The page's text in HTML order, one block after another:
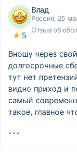
5
Влад
Россия, 25
Отзыв об
Вношу через
долгосрочные
тут нет
видно приход и
самый
такое, главное